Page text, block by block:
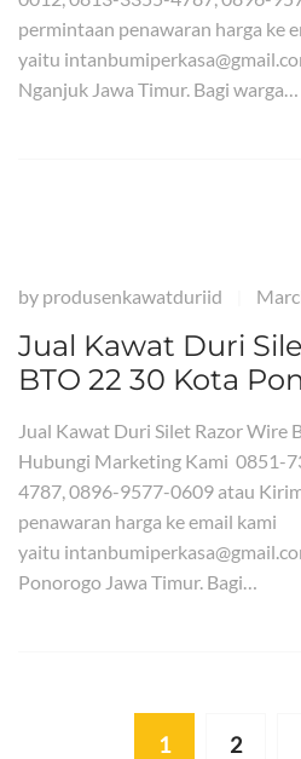
permintaan penawaran harga ke
yaitu
Nganjuk Jawa Timur. Bagi warga…
by produsenkawatduriid
Jual Kawat Duri
BTO 22 30 Kota
Jual Kawat Duri Silet Razor Wire
Hubungi Marketing Kami 0851-
4787, 0896-9577-0609 atau
penawaran harga ke email kami
yaitu
Ponorogo Jawa Timur. Bagi…
1 2